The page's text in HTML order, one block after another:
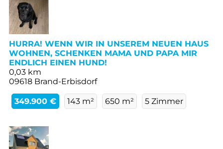
HURRA! WENN WIR IN UNSEREM NEUEN HAUS
WOHNEN, SCHENKEN MAMA UND PAPA MIR
ENDLICH EINEN HUND!
0,03 km
09618 Brand-Erbisdorf
349.900 € 143 m² 650 m² 5 Zimmer